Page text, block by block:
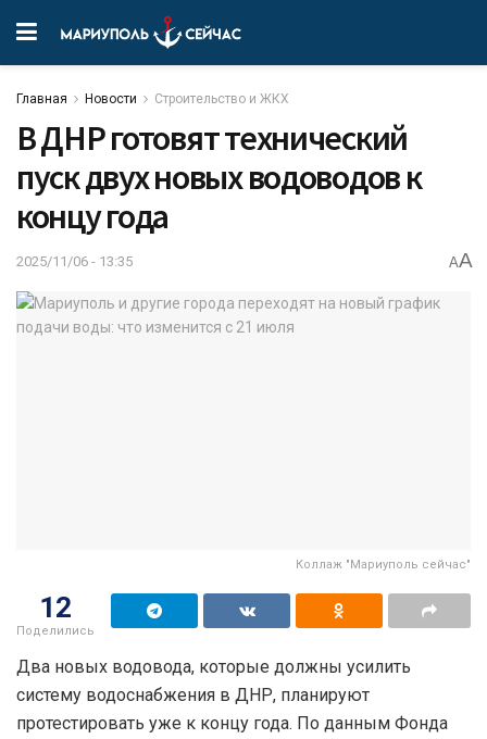
Главная Новости Строительство и ЖКХ
В ДНР готовят технический
пуск двух новых водоводов к
концу года
2025/11/06 - 13:35 AA
Коллаж "Мариуполь сейчас"
12
Поделились
Два новых водовода, которые должны усилить
систему водоснабжения в ДНР, планируют
протестировать уже к концу года. По данным Фонда